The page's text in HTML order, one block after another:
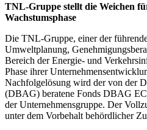
TNL-Gruppe stellt die Weichen
Wachstumsphase
Die TNL-Gruppe, einer der
Umweltplanung,
Bereich der Energie- und
Phase ihrer
Nachfolgelösung wird der von der
(DBAG) beratene Fonds DBAG
der Unternehmensgruppe. Der
unter dem Vorbehalt behördlicher